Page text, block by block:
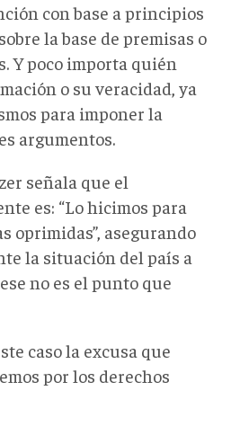
con base a principios
la base de premisas o
Y poco importa quién
o su veracidad, ya
para imponer la
argumentos.
señala que el
es: “Lo hicimos para
oprimidas”, asegurando
la situación del país a
no es el punto que
caso la excusa que
por los derechos